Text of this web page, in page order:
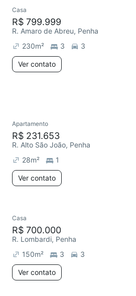
Casa
R$ 799.999
R. Amaro de Abreu, Penha
230m² 3 3
Ver contato
Apartamento
R$ 231.653
R. Alto São João, Penha
28m² 1
Ver contato
Casa
R$ 700.000
R. Lombardi, Penha
150m² 3 3
Ver contato